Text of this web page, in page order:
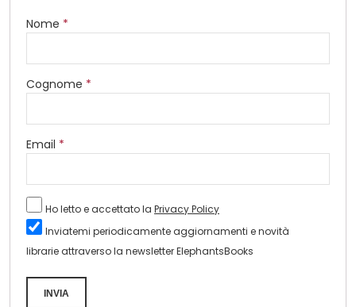
Nome *
Cognome *
Email *
Ho letto e accettato la Privacy Policy
Inviatemi periodicamente aggiornamenti e novità
librarie attraverso la newsletter ElephantsBooks
INVIA